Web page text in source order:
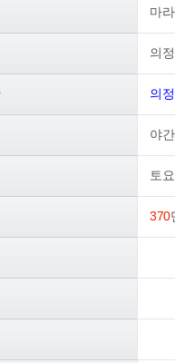
마
의
의
야
토
370